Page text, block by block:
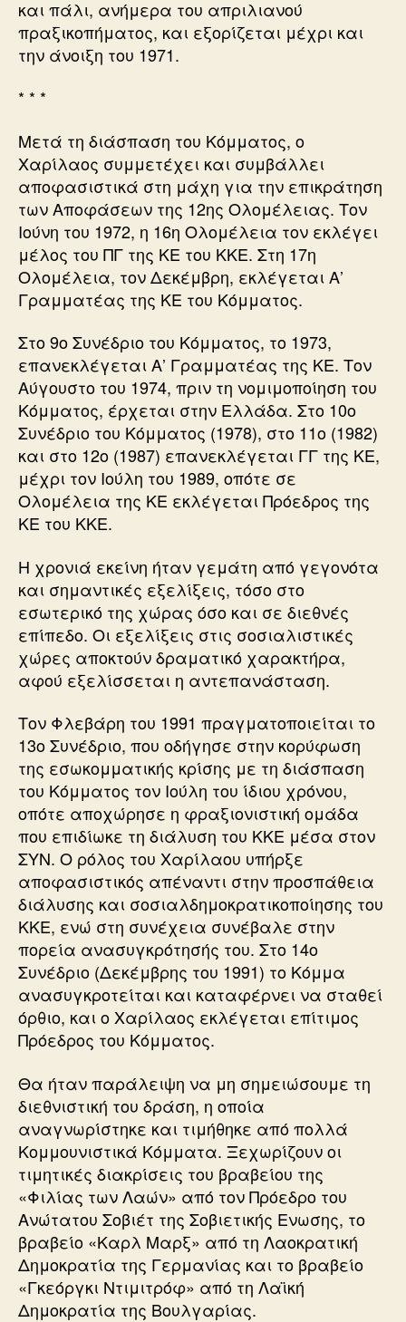
και πάλι, ανήμερα του απριλιανού
πραξικοπήματος, και εξορίζεται μέχρι και
την άνοιξη του 1971.
* * *
Μετά τη διάσπαση του Κόμματος, ο
Χαρίλαος συμμετέχει και συμβάλλει
αποφασιστικά στη μάχη για την επικράτηση
των Αποφάσεων της 12ης Ολομέλειας. Τον
Ιούνη του 1972, η 16η Ολομέλεια τον εκλέγει
μέλος του ΠΓ της ΚΕ του ΚΚΕ. Στη 17η
Ολομέλεια, τον Δεκέμβρη, εκλέγεται Α’
Γραμματέας της ΚΕ του Κόμματος.
Στο 9ο Συνέδριο του Κόμματος, το 1973,
επανεκλέγεται Α’ Γραμματέας της ΚΕ. Τον
Αύγουστο του 1974, πριν τη νομιμοποίηση του
Κόμματος, έρχεται στην Ελλάδα. Στο 10ο
Συνέδριο του Κόμματος (1978), στο 11ο (1982)
και στο 12ο (1987) επανεκλέγεται ΓΓ της ΚΕ,
μέχρι τον Ιούλη του 1989, οπότε σε
Ολομέλεια της ΚΕ εκλέγεται Πρόεδρος της
ΚΕ του ΚΚΕ.
Η χρονιά εκείνη ήταν γεμάτη από γεγονότα
και σημαντικές εξελίξεις, τόσο στο
εσωτερικό της χώρας όσο και σε διεθνές
επίπεδο. Οι εξελίξεις στις σοσιαλιστικές
χώρες αποκτούν δραματικό χαρακτήρα,
αφού εξελίσσεται η αντεπανάσταση.
Τον Φλεβάρη του 1991 πραγματοποιείται το
13ο Συνέδριο, που οδήγησε στην κορύφωση
της εσωκομματικής κρίσης με τη διάσπαση
του Κόμματος τον Ιούλη του ίδιου χρόνου,
οπότε αποχώρησε η φραξιονιστική ομάδα
που επιδίωκε τη διάλυση του ΚΚΕ μέσα στον
ΣΥΝ. Ο ρόλος του Χαρίλαου υπήρξε
αποφασιστικός απέναντι στην προσπάθεια
διάλυσης και σοσιαλδημοκρατικοποίησης του
ΚΚΕ, ενώ στη συνέχεια συνέβαλε στην
πορεία ανασυγκρότησής του. Στο 14ο
Συνέδριο (Δεκέμβρης του 1991) το Κόμμα
ανασυγκροτείται και καταφέρνει να σταθεί
όρθιο, και ο Χαρίλαος εκλέγεται επίτιμος
Πρόεδρος του Κόμματος.
Θα ήταν παράλειψη να μη σημειώσουμε τη
διεθνιστική του δράση, η οποία
αναγνωρίστηκε και τιμήθηκε από πολλά
Κομμουνιστικά Κόμματα. Ξεχωρίζουν οι
τιμητικές διακρίσεις του βραβείου της
«Φιλίας των Λαών» από τον Πρόεδρο του
Ανώτατου Σοβιέτ της Σοβιετικής Ενωσης, το
βραβείο «Καρλ Μαρξ» από τη Λαοκρατική
Δημοκρατία της Γερμανίας και το βραβείο
«Γκεόργκι Ντιμιτρόφ» από τη Λαϊκή
Δημοκρατία της Βουλγαρίας.